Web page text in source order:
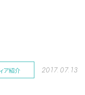
ア紹介 2017.07.13